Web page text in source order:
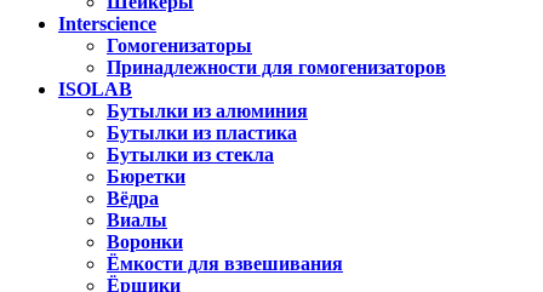
Interscience
Гомогенизаторы
Принадлежности для гомогенизаторов
ISOLAB
Бутылки из алюминия
Бутылки из пластика
Бутылки из стекла
Бюретки
Вёдра
Виалы
Воронки
Ёмкости для взвешивания
Ёршики